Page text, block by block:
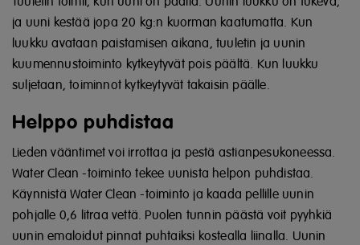
ja uuni kestää jopa 20 kg:n kuorman kaatumatta. Kun
luukku avataan paistamisen aikana, tuuletin ja uunin
kuumennustoiminto kytkeytyvät pois päältä. Kun luukku
suljetaan, toiminnot kytkeytyvät takaisin päälle.
Helppo puhdistaa
Lieden vääntimet voi irrottaa ja pestä astianpesukoneessa.
Water Clean -toiminto tekee uunista helpon puhdistaa.
Käynnistä Water Clean -toiminto ja kaada pellille uunin
pohjalle 0,6 litraa vettä. Puolen tunnin päästä voit pyyhkiä
uunin emaloidut pinnat puhtaiksi kostealla liinalla. Uunin